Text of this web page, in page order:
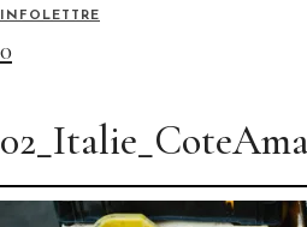
INFOLETTRE
0